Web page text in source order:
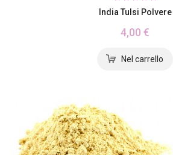
India Tulsi Polvere
4,00 €